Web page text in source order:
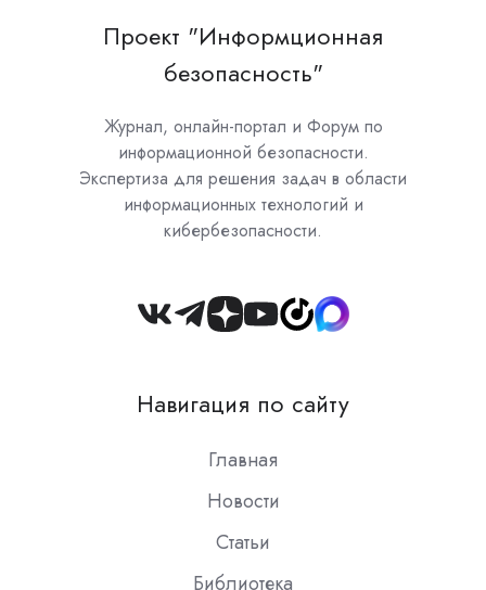
Проект "Информционная
безопасность"
Журнал, онлайн-портал и Форум по
информационной безопасности.
Экспертиза для решения задач в области
информационных технологий и
кибербезопасности.
Join
Slack
Навигация по сайту
Главная
Новости
Статьи
Библиотека